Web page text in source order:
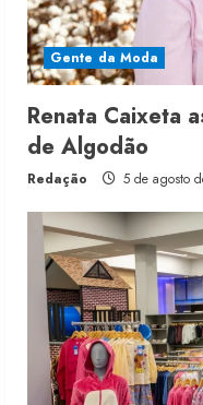
Gente da Moda
Renata Caixeta
de Algodão
Redação 5 de agosto